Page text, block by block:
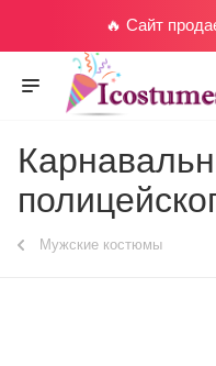
🔥 Сайт
Мужские костюмы